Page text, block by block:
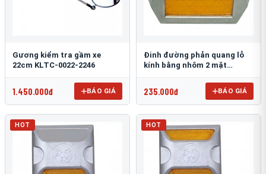
Gương kiểm tra gầm xe
22cm KLTC-0022-2246
1.450.000đ BÁO GIÁ
Đinh đường phản quang lỗ
kính bằng nhôm 2 mặt
235.000đ BÁO GIÁ
HOT HOT